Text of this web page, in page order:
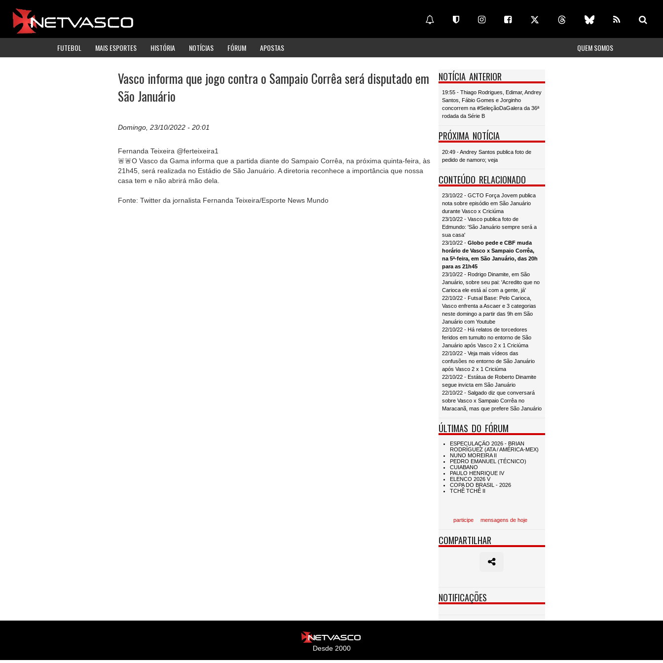
FUTEBOL MAIS ESPORTES HISTÓRIA NOTÍCIAS FÓRUM APOSTAS QUEM SOMOS
Vasco informa que jogo contra o Sampaio Corrêa será disputado em
São Januário
Domingo, 23/10/2022 - 20:01
Fernanda Teixeira @ferteixeira1
🚨🚨O Vasco da Gama informa que a partida diante do Sampaio Corrêa, na próxima quinta-feira, às
21h45, será realizada no Estádio de São Januário. A diretoria reconhece a importância que nossa
casa tem e não abrirá mão dela.
Fonte: Twitter da jornalista Fernanda Teixeira/Esporte News Mundo
NOTÍCIA ANTERIOR
19:55 - Thiago Rodrigues, Edimar, Andrey
Santos, Fábio Gomes e Jorginho
concorrem na #SeleçãoDaGalera da 36ª
rodada da Série B
PRÓXIMA NOTÍCIA
20:49 - Andrey Santos publica foto de
pedido de namoro; veja
CONTEÚDO RELACIONADO
23/10/22 - GCTO Força Jovem publica
nota sobre episódio em São Januário
durante Vasco x Criciúma
23/10/22 - Vasco publica foto de
Edmundo: 'São Januário sempre será a
sua casa'
23/10/22 - Globo pede e CBF muda
horário de Vasco x Sampaio Corrêa,
na 5ª-feira, em São Januário, das 20h
para as 21h45
23/10/22 - Rodrigo Dinamite, em São
Januário, sobre seu pai: 'Acredito que no
Carioca ele está aí com a gente, já'
22/10/22 - Futsal Base: Pelo Carioca,
Vasco enfrenta a Ascaer e 3 categorias
neste domingo a partir das 9h em São
Januário com Youtube
22/10/22 - Há relatos de torcedores
feridos em tumulto no entorno de São
Januário após Vasco 2 x 1 Criciúma
22/10/22 - Veja mais vídeos das
confusões no entorno de São Januário
após Vasco 2 x 1 Criciúma
22/10/22 - Estátua de Roberto Dinamite
segue invicta em São Januário
22/10/22 - Salgado diz que conversará
sobre Vasco x Sampaio Corrêa no
Maracanã, mas que prefere São Januário
ÚLTIMAS DO FÓRUM
participe mensagens de hoje
COMPARTILHAR
NOTIFICAÇÕES
Desde 2000